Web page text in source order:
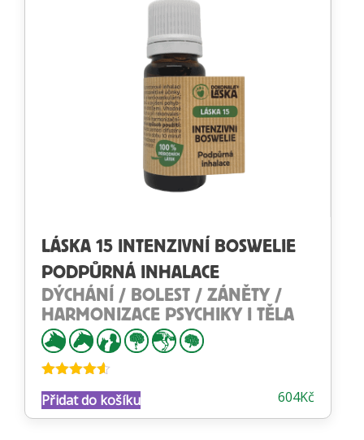
LÁSKA 15 INTENZIVNÍ BOSWELIE
PODPŮRNÁ INHALACE
DÝCHÁNÍ / BOLEST / ZÁNĚTY /
HARMONIZACE PSYCHIKY I TĚLA
4.54z 5 604Kč
Přidat do košíku